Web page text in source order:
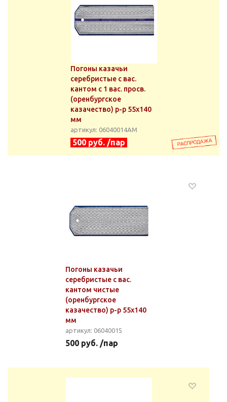
Погоны казачьи
серебристые с вас.
кантом с 1 вас. просв.
(оренбургское
казачество) р-р 55х140
мм
артикул: 06040014АМ
500 руб. /пар
Погоны казачьи
серебристые с вас.
кантом чистые
(оренбургское
казачество) р-р 55х140
мм
артикул: 06040015
500 руб. /пар